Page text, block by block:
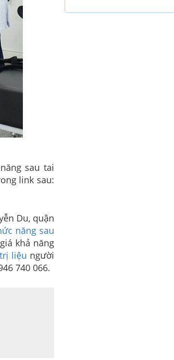
sau tai
link sau:
Du, quận
năng sau
khả năng
liệu người
740 066.